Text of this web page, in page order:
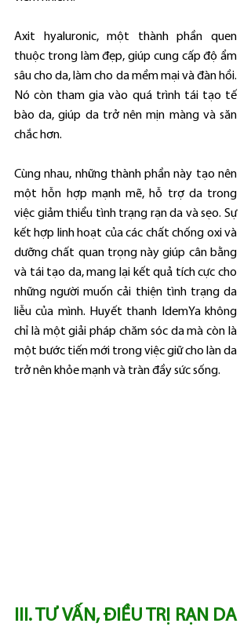
Axit hyaluronic, một thành phần quen
thuộc trong làm đẹp, giúp cung cấp độ ẩm
sâu cho da, làm cho da mềm mại và đàn hồi.
Nó còn tham gia vào quá trình tái tạo tế
bào da, giúp da trở nên mịn màng và săn
chắc hơn.
Cùng nhau, những thành phần này tạo nên
một hỗn hợp mạnh mẽ, hỗ trợ da trong
việc giảm thiểu tình trạng rạn da và sẹo. Sự
kết hợp linh hoạt của các chất chống oxi và
dưỡng chất quan trọng này giúp cân bằng
và tái tạo da, mang lại kết quả tích cực cho
những người muốn cải thiện tình trạng da
liễu của mình. Huyết thanh IdemYa không
chỉ là một giải pháp chăm sóc da mà còn là
một bước tiến mới trong việc giữ cho làn da
trở nên khỏe mạnh và tràn đầy sức sống.
III. TƯ VẤN, ĐIỀU TRỊ RẠN DA